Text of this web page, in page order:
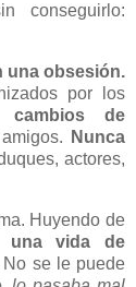
conseguirlo:
una obsesión.
por los
cambios de
Nunca
actores,
Huyendo de
una vida de
No se le puede